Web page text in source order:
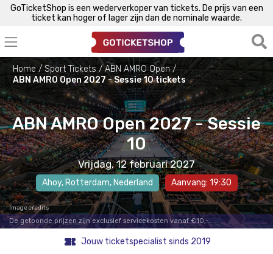
GoTicketShop is een wederverkoper van tickets. De prijs van een
ticket kan hoger of lager zijn dan de nominale waarde.
Home Sport Tickets
ABN AMRO Open
ABN AMRO Open 2027 - Sessie 10 tickets
ABN AMRO Open 2027 - Sessie
10
Vrijdag, 12 februari 2027
Ahoy, Rotterdam, Nederland Aanvang: 19:30
Image credits
De getoonde prijzen zijn exclusief servicekosten vanaf €10,-.
Jouw ticketspecialist sinds 2019